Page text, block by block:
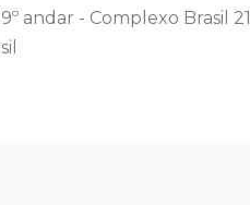
andar - Complexo Brasil 21